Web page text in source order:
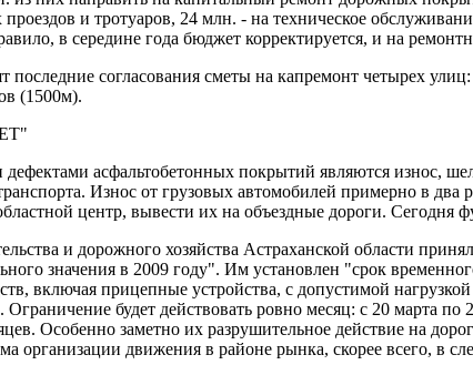
проездов и тротуаров, 24 млн. - на техническое
в середине года бюджет корректируется, и на
последние согласования сметы на капремонт четырех
(1500м).
дефектами асфальтобетонных покрытий являются
Износ от грузовых автомобилей примерно в
центр, вывести их на объездные дороги.
и дорожного хозяйства Астраханской области
значения в 2009 году". Им установлен "срок
включая прицепные устройства, с допустимой
будет действовать ровно месяц: с 20 марта
Особенно заметно их разрушительное действие на
организации движения в районе рынка, скорее всего, в